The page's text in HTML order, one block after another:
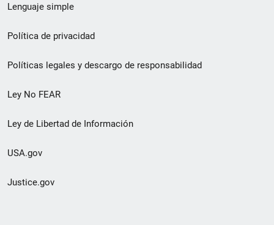
de
pie
de
página
Lenguaje simple
Política de privacidad
Políticas legales y descargo de responsabilidad
Ley No FEAR
Ley de Libertad de Información
USA.gov
Justice.gov